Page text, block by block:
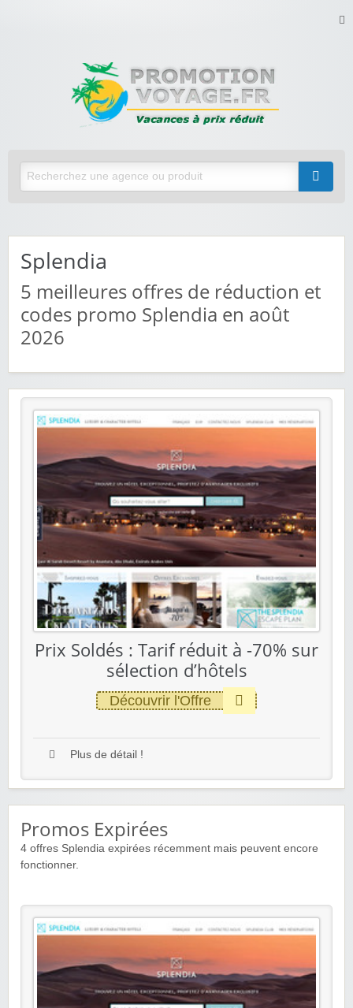
Splendia
5 meilleures offres de réduction et
codes promo Splendia en août
2026
Prix Soldés : Tarif réduit à -70% sur
sélection d’hôtels
Découvrir l'Offre
Plus de détail !
Promos Expirées
4 offres Splendia expirées récemment mais peuvent encore
fonctionner.